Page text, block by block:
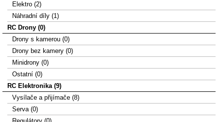
Elektro (2)
Náhradní díly (1)
RC Drony (0)
Drony s kamerou (0)
Drony bez kamery (0)
Minidrony (0)
Ostatní (0)
RC Elektronika (9)
Vysílače a přijímače (8)
Serva (0)